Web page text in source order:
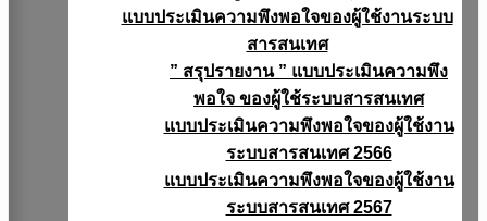
แบบประเมินความพึงพอใจของผู้ใช้งานระบบ
สารสนเทศ
” สรุปรายงาน ” แบบประเมินความพึง
พอใจ ของผู้ใช้ระบบสารสนเทศ
แบบประเมินความพึงพอใจของผู้ใช้งาน
ระบบสารสนเทศ 2566
แบบประเมินความพึงพอใจของผู้ใช้งาน
ระบบสารสนเทศ 2567